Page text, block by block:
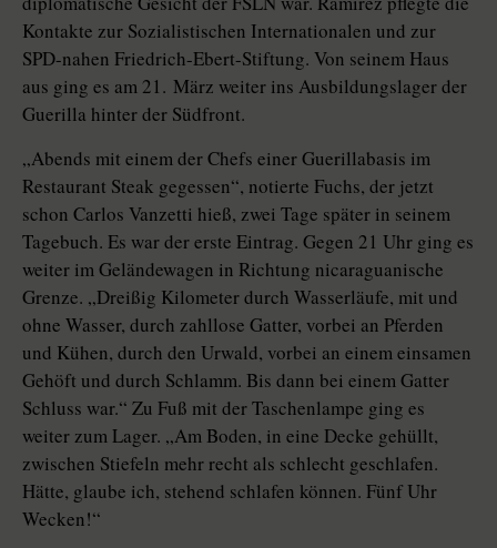
Kontakte zur Sozialistischen Internationalen und zur
SPD-nahen Friedrich-Ebert-Stiftung. Von seinem Haus
aus ging es am 21. März weiter ins Ausbildungslager der
Guerilla hinter der Südfront.
„Abends mit einem der Chefs einer Guerillabasis im
Restaurant Steak gegessen“, notierte Fuchs, der jetzt
schon Carlos Vanzetti hieß, zwei Tage später in seinem
Tagebuch. Es war der erste Eintrag. Gegen 21 Uhr ging es
weiter im Geländewagen in Richtung nicaraguanische
Grenze. „Dreißig Kilometer durch Wasserläufe, mit und
ohne Wasser, durch zahllose Gatter, vorbei an Pferden
und Kühen, durch den Urwald, vorbei an einem einsamen
Gehöft und durch Schlamm. Bis dann bei einem Gatter
Schluss war.“ Zu Fuß mit der Taschenlampe ging es
weiter zum Lager. „Am Boden, in eine Decke gehüllt,
zwischen Stiefeln mehr recht als schlecht geschlafen.
Hätte, glaube ich, stehend schlafen können. Fünf Uhr
Wecken!“